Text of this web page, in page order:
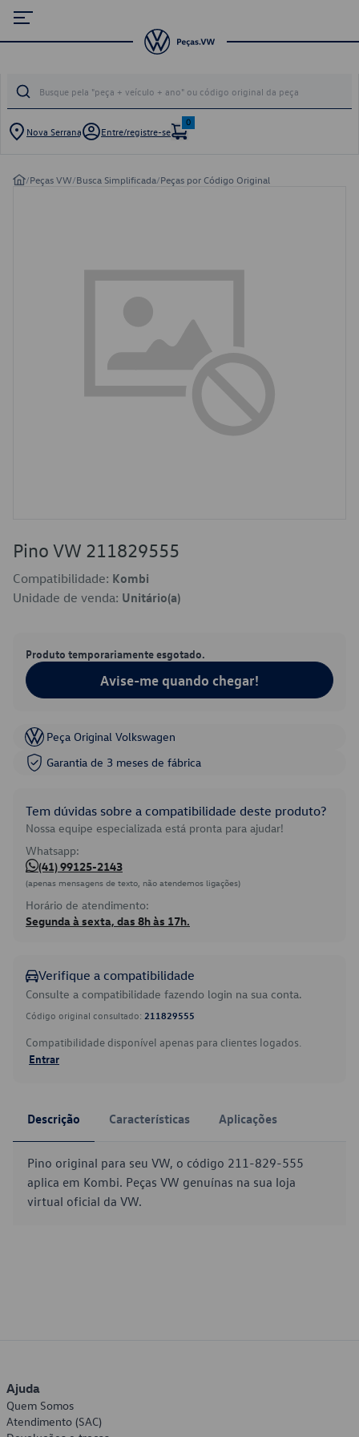
Nova Serrana Entre/registre-se
0
/Peças VW/Busca Simplificada/Peças por Código Original
Pino VW 211829555
Compatibilidade: Kombi
Unidade de venda: Unitário(a)
Produto temporariamente esgotado.
Avise-me quando chegar!
Peça Original Volkswagen
Garantia de 3 meses de fábrica
Tem dúvidas sobre a compatibilidade deste produto?
Nossa equipe especializada está pronta para ajudar!
Whatsapp:
(41) 99125-2143
(apenas mensagens de texto, não atendemos ligações)
Horário de atendimento:
Segunda à sexta, das 8h às 17h.
Verifique a compatibilidade
Consulte a compatibilidade fazendo login na sua conta.
Código original consultado: 211829555
Compatibilidade disponível apenas para clientes logados.
Entrar
Descrição Características Aplicações
Pino original para seu VW, o código 211-829-555
aplica em Kombi. Peças VW genuínas na sua loja
virtual oficial da VW.
Ajuda
Quem Somos
Atendimento (SAC)